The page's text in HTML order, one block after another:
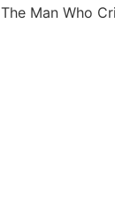
Man Who